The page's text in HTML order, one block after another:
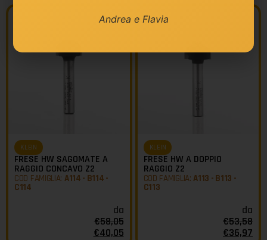
KLEIN
FRESE HW SAGOMATE A
RAGGIO CONCAVO Z2
COD FAMIGLIA: A114 - B114 -
C114
da
€58,05
€40,05
KLEIN
FRESE HW A DOPPIO
RAGGIO Z2
COD FAMIGLIA:A113 - B113 -
C113
da
€53,58
€36,97
Andrea e Flavia